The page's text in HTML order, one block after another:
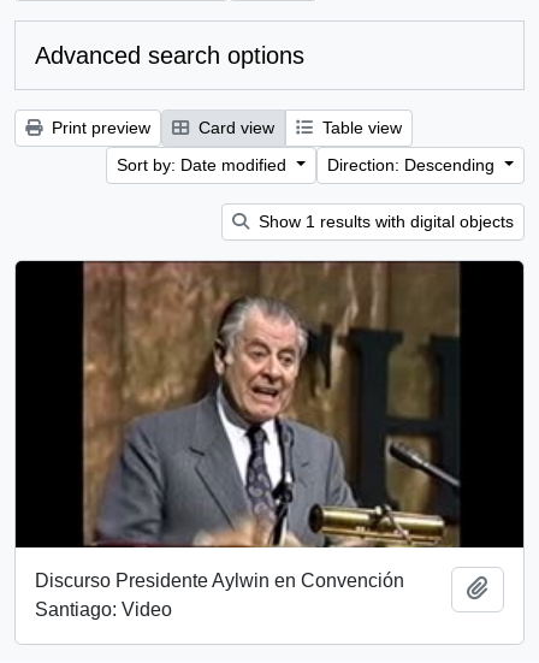
Advanced search options
Print preview Card view
Table view
Sort by: Date modified
Direction: Descending
Show 1 results with digital objects
Discurso Presidente Aylwin en Convención
Santiago: Video